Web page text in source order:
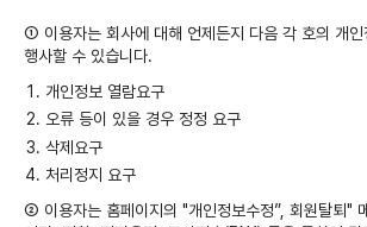
① 이용자는 회사에 대해 언제든지 다음 각 호의 개
행사할 수 있습니다.
개인정보 열람요구
오류 등이 있을 경우 정정 요구
삭제요구
처리정지 요구
② 이용자는 홈페이지의 "개인정보수정”, 회원탈퇴"